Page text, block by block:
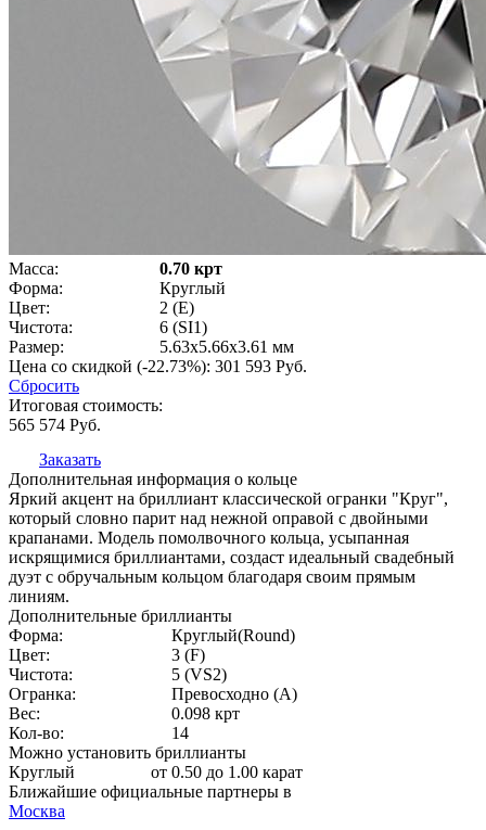
Масса:
0.70 крт
Форма:
Круглый
Цвет:
2 (E)
Чистота:
6 (SI1)
Размер:
5.63x5.66x3.61 мм
Цена со скидкой (-22.73%): 301 593 Руб.
Сбросить
Итоговая стоимость:
565 574 Руб.
Заказать
Дополнительная информация о кольце
Яркий акцент на бриллиант классической огранки "Круг",
который словно парит над нежной оправой с двойными
крапанами. Модель помолвочного кольца, усыпанная
искрящимися бриллиантами, создаст идеальный свадебный
дуэт с обручальным кольцом благодаря своим прямым
линиям.
Дополнительные бриллианты
Форма:
Круглый(Round)
Цвет:
3 (F)
Чистота:
5 (VS2)
Огранка:
Превосходно (А)
Вес:
0.098 крт
Кол-во:
14
Можно установить бриллианты
Круглый
от 0.50 до 1.00 карат
Ближайшие официальные партнеры в
Москва